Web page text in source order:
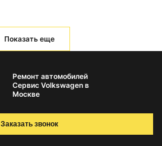
Показать еще
Ремонт автомобилей
Сервис Volkswagen в
Москве
Заказать звонок